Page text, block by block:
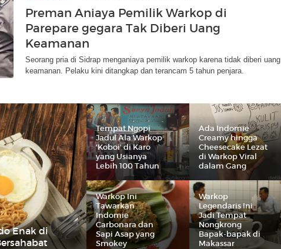
Preman Aniaya Pemilik Warkop di
Parepare gegara Tak Diberi Uang
Keamanan
Seorang pria di Sidrap menganiaya pemilik warkop karena tidak diberi uang
keamanan. Pelaku kini ditangkap dan terancam 5 tahun penjara.
Enak di
Tempat Ngopi
Jadul Ala Warkop
'Koboi' di Karo
yang Usianya
Lebih 100 Tahun
Ada Indomie
Creamy hingga
Cheesecake Lezat
di Warkop Viral
dalam Gang
Warkop Ini
Tawarkan
Indomie
Carbonara dan
Sapi Asap yang
Smokey
Warkop
Legendaris Ini
Jadi Tempat
Nongkrong
Bapak-bapak di
Makassar